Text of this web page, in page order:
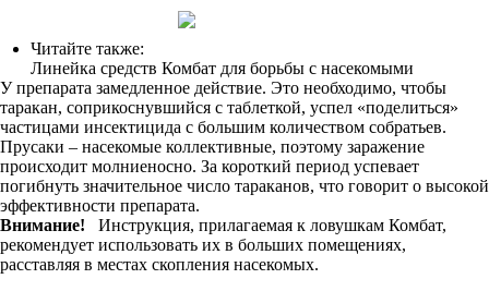
Читайте также:
Линейка средств Комбат для борьбы с насекомыми
У препарата замедленное действие. Это необходимо, чтобы
таракан, соприкоснувшийся с таблеткой, успел «поделиться»
частицами инсектицида с большим количеством собратьев.
Прусаки – насекомые коллективные, поэтому заражение
происходит молниеносно. За короткий период успевает
погибнуть значительное число тараканов, что говорит о высокой
эффективности препарата.
Внимание! Инструкция, прилагаемая к ловушкам Комбат,
рекомендует использовать их в больших помещениях,
расставляя в местах скопления насекомых.